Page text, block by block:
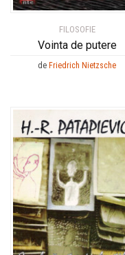
FILOSOFIE
Vointa de putere
de Friedrich Nietzsche